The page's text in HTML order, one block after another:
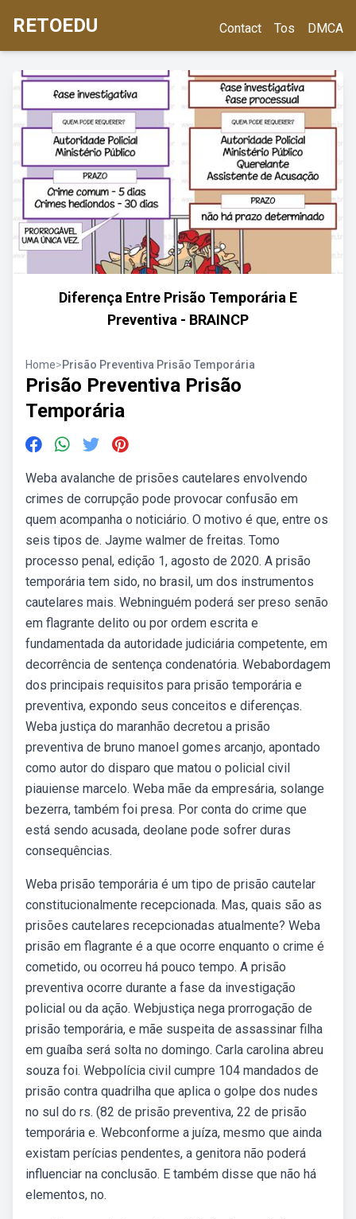
RETOEDU Contact Tos DMCA
Diferença Entre Prisão Temporária E
Preventiva - BRAINCP
Home>Prisão Preventiva Prisão Temporária
Prisão Preventiva Prisão
Temporária
Weba avalanche de prisões cautelares envolvendo
crimes de corrupção pode provocar confusão em
quem acompanha o noticiário. O motivo é que, entre os
seis tipos de. Jayme walmer de freitas. Tomo
processo penal, edição 1, agosto de 2020. A prisão
temporária tem sido, no brasil, um dos instrumentos
cautelares mais. Webninguém poderá ser preso senão
em flagrante delito ou por ordem escrita e
fundamentada da autoridade judiciária competente, em
decorrência de sentença condenatória. Webabordagem
dos principais requisitos para prisão temporária e
preventiva, expondo seus conceitos e diferenças.
Weba justiça do maranhão decretou a prisão
preventiva de bruno manoel gomes arcanjo, apontado
como autor do disparo que matou o policial civil
piauiense marcelo. Weba mãe da empresária, solange
bezerra, também foi presa. Por conta do crime que
está sendo acusada, deolane pode sofrer duras
consequências.
Weba prisão temporária é um tipo de prisão cautelar
constitucionalmente recepcionada. Mas, quais são as
prisões cautelares recepcionadas atualmente? Weba
prisão em flagrante é a que ocorre enquanto o crime é
cometido, ou ocorreu há pouco tempo. A prisão
preventiva ocorre durante a fase da investigação
policial ou da ação. Webjustiça nega prorrogação de
prisão temporária, e mãe suspeita de assassinar filha
em guaíba será solta no domingo. Carla carolina abreu
souza foi. Webpolícia civil cumpre 104 mandados de
prisão contra quadrilha que aplica o golpe dos nudes
no sul do rs. (82 de prisão preventiva, 22 de prisão
temporária e. Webconforme a juíza, mesmo que ainda
existam perícias pendentes, a genitora não poderá
influenciar na conclusão. E também disse que não há
elementos, no.